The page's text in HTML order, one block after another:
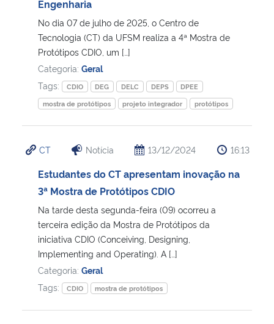
Engenharia
No dia 07 de julho de 2025, o Centro de
Tecnologia (CT) da UFSM realiza a 4ª Mostra de
Protótipos CDIO, um […]
Categoria: Geral
Tags:
CDIO DEG DELC DEPS
DPEE
mostra de protótipos
projeto integrador protótipos
CT Notícia 13/12/2024 16:13
Estudantes do CT apresentam inovação na
3ª Mostra de Protótipos CDIO
Na tarde desta segunda-feira (09) ocorreu a
terceira edição da Mostra de Protótipos da
iniciativa CDIO (Conceiving, Designing,
Implementing and Operating). A […]
Categoria: Geral
Tags:
CDIO mostra de protótipos